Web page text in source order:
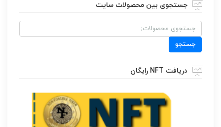
جستجوی بین محصولات سایت
جستجو
برای:
جستجو
دریافت NFT رایگان